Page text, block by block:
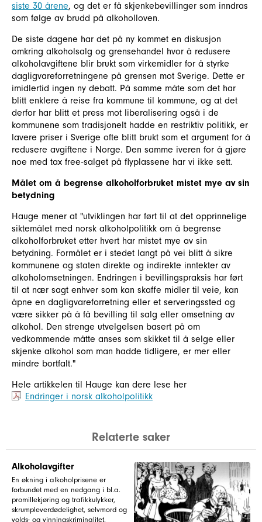
siste 30 årene, og det er få skjenkebevillinger som inndras
som følge av brudd på alkoholloven.
De siste dagene har det på ny kommet en diskusjon
omkring alkoholsalg og grensehandel hvor å redusere
alkoholavgiftene blir brukt som virkemidler for å styrke
dagligvareforretningene på grensen mot Sverige. Dette er
imidlertid ingen ny debatt. På samme måte som det har
blitt enklere å reise fra kommune til kommune, og at det
derfor har blitt et press mot liberalisering også i de
kommunene som tradisjonelt hadde en restriktiv politikk, er
lavere priser i Sverige ofte blitt brukt som et argument for å
redusere avgiftene i Norge. Den samme iveren for å gjøre
noe med tax free-salget på flyplassene har vi ikke sett.
Målet om å begrense alkoholforbruket mistet mye av sin
betydning
Hauge mener at "utviklingen har ført til at det opprinnelige
siktemålet med norsk alkoholpolitikk om å begrense
alkoholforbruket etter hvert har mistet mye av sin
betydning. Formålet er i stedet langt på vei blitt å sikre
kommunene og staten direkte og indirekte inntekter av
alkoholomsetningen. Endringen i bevillingspraksis har ført
til at nær sagt enhver som kan skaffe midler til veie, kan
åpne en dagligvareforretning eller et serveringssted og
være sikker på å få bevilling til salg eller omsetning av
alkohol. Den strenge utvelgelsen basert på om
vedkommende måtte anses som skikket til å selge eller
skjenke alkohol som man hadde tidligere, er mer eller
mindre bortfalt."
Hele artikkelen til Hauge kan dere lese her
Endringer i norsk alkoholpolitikk
Relaterte saker
Alkoholavgifter
En økning i alkoholprisene er
forbundet med en nedgang i bl.a.
promillekjøring og trafikkulykker,
skrumpleverdødelighet, selvmord og
volds- og vinningskriminalitet.